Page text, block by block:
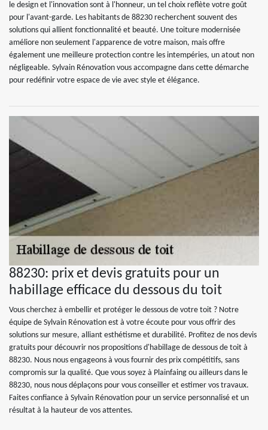
le design et l'innovation sont à l'honneur, un tel choix reflète votre goût
pour l'avant-garde. Les habitants de 88230 recherchent souvent des
solutions qui allient fonctionnalité et beauté. Une toiture modernisée
améliore non seulement l'apparence de votre maison, mais offre
également une meilleure protection contre les intempéries, un atout non
négligeable. Sylvain Rénovation vous accompagne dans cette démarche
pour redéfinir votre espace de vie avec style et élégance.
88230: prix et devis gratuits pour un
habillage efficace du dessous du toit
Vous cherchez à embellir et protéger le dessous de votre toit ? Notre
équipe de Sylvain Rénovation est à votre écoute pour vous offrir des
solutions sur mesure, alliant esthétisme et durabilité. Profitez de nos devis
gratuits pour découvrir nos propositions d'habillage de dessous de toit à
88230. Nous nous engageons à vous fournir des prix compétitifs, sans
compromis sur la qualité. Que vous soyez à Plainfaing ou ailleurs dans le
88230, nous nous déplaçons pour vous conseiller et estimer vos travaux.
Faites confiance à Sylvain Rénovation pour un service personnalisé et un
résultat à la hauteur de vos attentes.